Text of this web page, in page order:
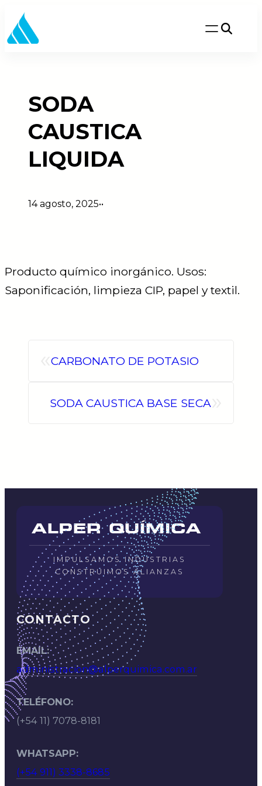
Saltar
al
SODA
CAUSTICA
LIQUIDA
14 agosto, 2025••
Producto químico inorgánico. Usos:
Saponificación, limpieza CIP, papel y textil.
CARBONATO DE POTASIO
SODA CAUSTICA BASE SECA
IMPULSAMOS INDUSTRIAS
CONSTRUIMOS ALIANZAS
CONTACTO
EMAIL:
administracion@alperquimica.com.ar
TELÉFONO:
(+54 11) 7078-8181
WHATSAPP:
(+54 911) 3338-8685